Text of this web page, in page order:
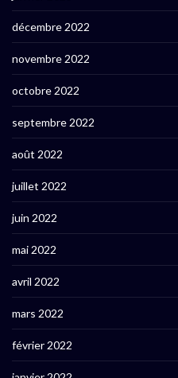
décembre 2022
novembre 2022
octobre 2022
septembre 2022
août 2022
juillet 2022
juin 2022
mai 2022
avril 2022
mars 2022
février 2022